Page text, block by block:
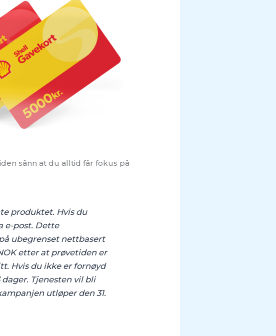
sånn at du alltid får fokus på
produktet. Hvis du
e-post. Dette
ubegrenset nettbasert
etter at prøvetiden er
Hvis du ikke er fornøyd
Tjenesten vil bli
utløper den 31.